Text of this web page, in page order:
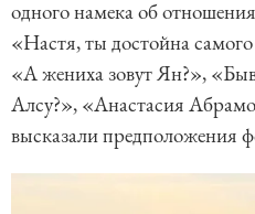
одного намека об
«Настя, ты достойна
«А жениха зовут Ян?»,
Алсу?», «Анастасия
высказали предположения